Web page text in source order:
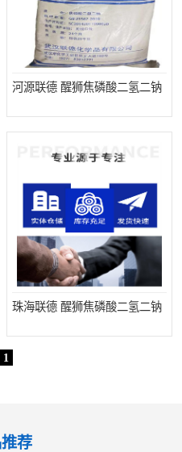
河源联德 醒狮焦磷酸二氢二钠
珠海联德 醒狮焦磷酸二氢二钠
1
荐
磷酸二氢钠
硼酸